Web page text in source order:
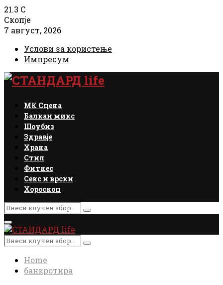
21.3 C
Скопје
7 август, 2026
Услови за користење
Импресум
Facebook
Instagram
Email
Rss
МК Сцена
Балкан микс
Шоубиз
Здравје
Храна
Стил
Фитнес
Секс и врски
Хороскоп
Search
for:
Search
Primary
Menu
Search
for:
Search
Home
банкротира